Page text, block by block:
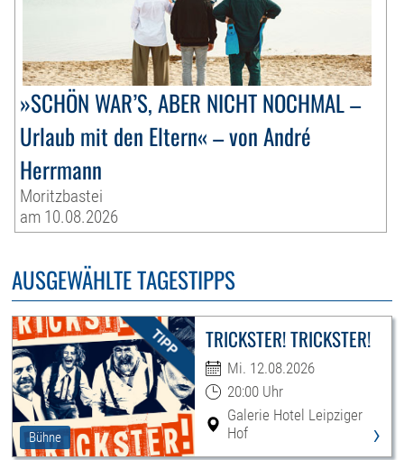
»SCHÖN WAR’S, ABER NICHT NOCHMAL –
Urlaub mit den Eltern« – von André
Herrmann
Moritzbastei
am 10.08.2026
AUSGEWÄHLTE TAGESTIPPS
Bühne
TRICKSTER! TRICKSTER!
Mi. 12.08.2026
20:00 Uhr
Galerie Hotel Leipziger
Hof
›